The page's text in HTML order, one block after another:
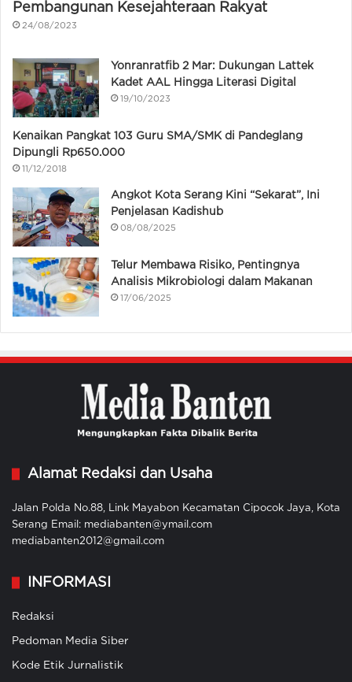
Pembangunan Kesejahteraan Rakyat
24/08/2023
Yonranratfib 2 Mar: Dukungan Lattek
Kadet AAL Hingga Literasi Digital
19/10/2023
Kenaikan Pangkat 103 Guru SMA/SMK di Pandeglang
Dipungli Rp650.000
11/12/2018
Angkot Kota Serang Kini “Sekarat”, Ini
Penjelasan Kadishub
08/08/2025
Telur Membawa Risiko, Pentingnya
Analisis Mikrobiologi dalam Makanan
17/06/2025
Alamat Redaksi dan Usaha
Jalan Polda No.88, Link Mayabon Kecamatan Cipocok Jaya, Kota
Serang Email: mediabanten@ymail.com
mediabanten2012@gmail.com
INFORMASI
Redaksi
Pedoman Media Siber
Kode Etik Jurnalistik